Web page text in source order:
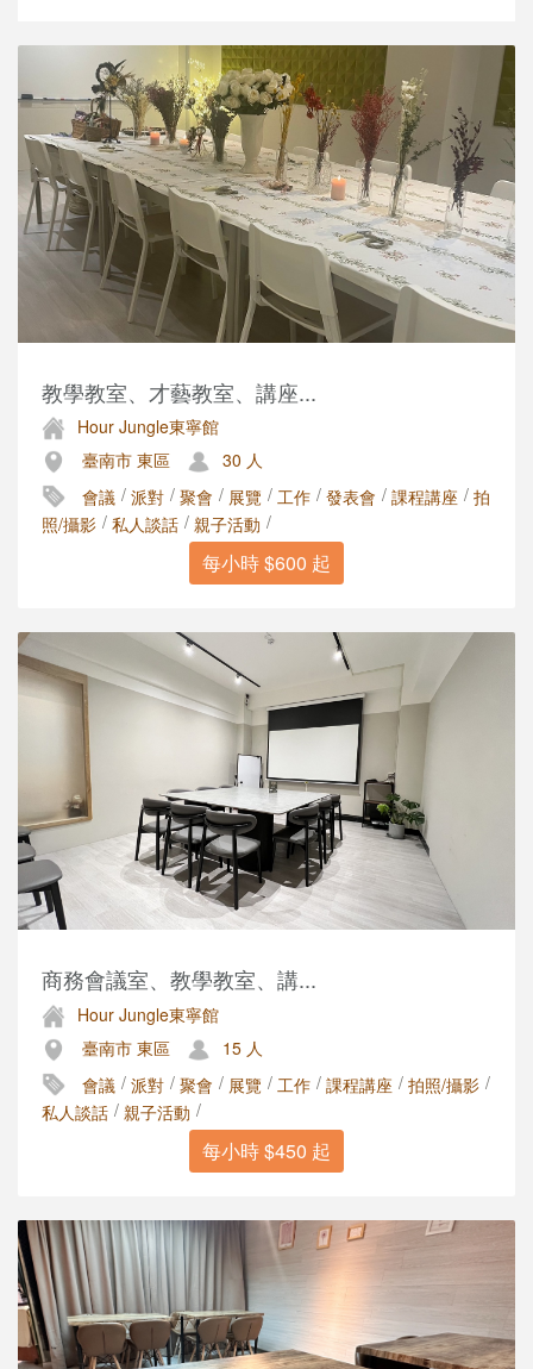
教學教室、才藝教室、講座...
Hour Jungle東寧館
臺南市 東區
30 人
會議 / 派對 / 聚會 / 展覽 / 工作 / 發表會 / 課程講座 / 拍
照/攝影 / 私人談話 / 親子活動 /
每小時 $600 起
商務會議室、教學教室、講...
Hour Jungle東寧館
臺南市 東區
15 人
會議 / 派對 / 聚會 / 展覽 / 工作 / 課程講座 / 拍照/攝影 /
私人談話 / 親子活動 /
每小時 $450 起